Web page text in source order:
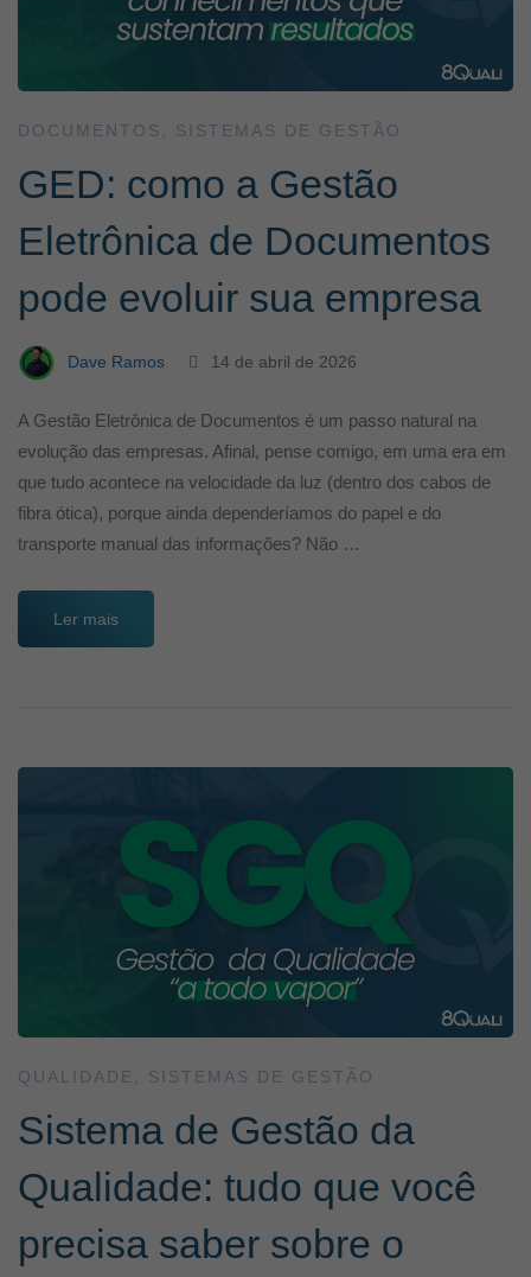
DOCUMENTOS SISTEMAS DE GESTÃO
GED: como a Gestão
Eletrônica de Documentos
pode evoluir sua empresa
Dave Ramos 14 de abril de 2026
A Gestão Eletrônica de Documentos é um passo natural na
evolução das empresas. Afinal, pense comigo, em uma era em
que tudo acontece na velocidade da luz (dentro dos cabos de
fibra ótica), porque ainda dependeríamos do papel e do
transporte manual das informações? Não …
Ler mais
QUALIDADE SISTEMAS DE GESTÃO
Sistema de Gestão da
Qualidade: tudo que você
precisa saber sobre o